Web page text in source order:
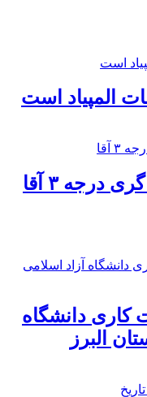
المپیاد است
درجه ۳ آقا
دانشگاه
البرز